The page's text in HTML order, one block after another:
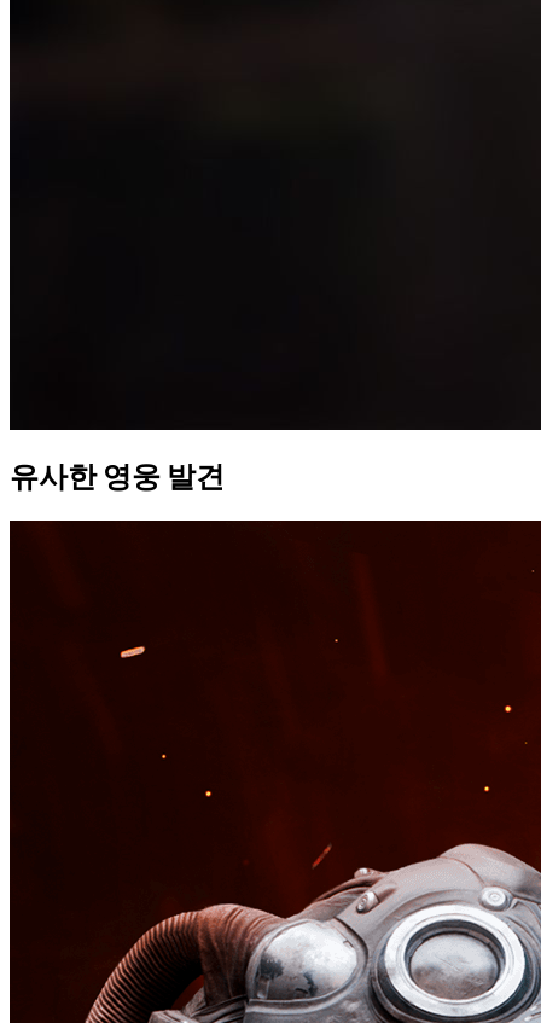
유사한 영웅 발견